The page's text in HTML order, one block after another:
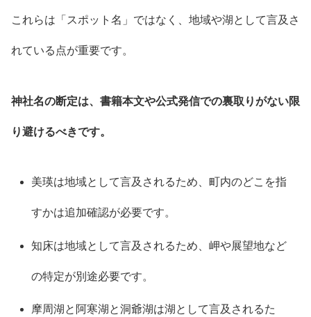
これらは「スポット名」ではなく、地域や湖として言及さ
れている点が重要です。
神社名の断定は、書籍本文や公式発信での裏取りがない限
り避けるべきです。
美瑛は地域として言及されるため、町内のどこを指
すかは追加確認が必要です。
知床は地域として言及されるため、岬や展望地など
の特定が別途必要です。
摩周湖と阿寒湖と洞爺湖は湖として言及されるた